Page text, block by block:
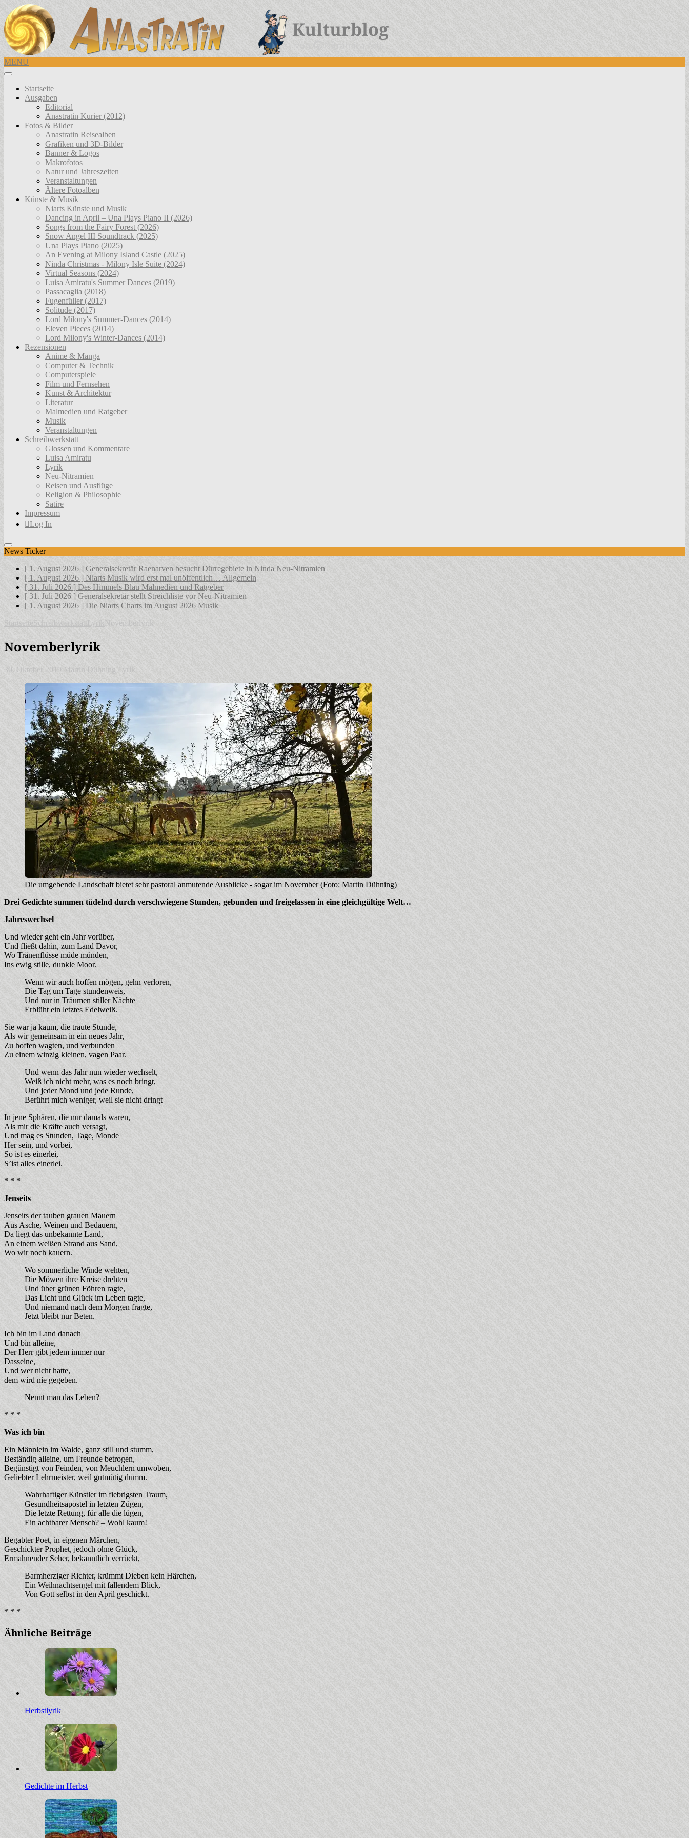
MENU
Startseite
Ausgaben
Editorial
Anastratin Kurier (2012)
Fotos & Bilder
Anastratin Reisealben
Grafiken und 3D-Bilder
Banner & Logos
Makrofotos
Natur und Jahreszeiten
Veranstaltungen
Ältere Fotoalben
Künste & Musik
Niarts Künste und Musik
Dancing in April – Una Plays Piano II (2026)
Songs from the Fairy Forest (2026)
Snow Angel III Soundtrack (2025)
Una Plays Piano (2025)
An Evening at Milony Island Castle (2025)
Ninda Christmas - Milony Isle Suite (2024)
Virtual Seasons (2024)
Luisa Amiratu's Summer Dances (2019)
Passacaglia (2018)
Fugenfüller (2017)
Solitude (2017)
Lord Milony's Summer-Dances (2014)
Eleven Pieces (2014)
Lord Milony's Winter-Dances (2014)
Rezensionen
Anime & Manga
Computer & Technik
Computerspiele
Film und Fernsehen
Kunst & Architektur
Literatur
Malmedien und Ratgeber
Musik
Veranstaltungen
Schreibwerkstatt
Glossen und Kommentare
Luisa Amiratu
Lyrik
Neu-Nitramien
Reisen und Ausflüge
Religion & Philosophie
Satire
Impressum
Log In
News Ticker
[ 1. August 2026 ] Generalsekretär Raenarven besucht Dürregebiete in Ninda Neu-Nitramien
[ 1. August 2026 ] Niarts Musik wird erst mal unöffentlich… Allgemein
[ 31. Juli 2026 ] Des Himmels Blau Malmedien und Ratgeber
[ 31. Juli 2026 ] Generalsekretär stellt Streichliste vor Neu-Nitramien
[ 1. August 2026 ] Die Niarts Charts im August 2026 Musik
Startseite Schreibwerkstatt Lyrik Novemberlyrik
Novemberlyrik
30. Oktober 2019 Martin Dühning Lyrik
Die umgebende Landschaft bietet sehr pastoral anmutende Ausblicke - sogar im November (Foto: Martin Dühning)
Drei Gedichte summen tüdelnd durch verschwiegene Stunden, gebunden und freigelassen in eine gleichgültige Welt…
Jahreswechsel
Und wieder geht ein Jahr vorüber,
Und fließt dahin, zum Land Davor,
Wo Tränenflüsse müde münden,
Ins ewig stille, dunkle Moor.
Wenn wir auch hoffen mögen, gehn verloren,
Die Tag um Tage stundenweis,
Und nur in Träumen stiller Nächte
Erblüht ein letztes Edelweiß.
Sie war ja kaum, die traute Stunde,
Als wir gemeinsam in ein neues Jahr,
Zu hoffen wagten, und verbunden
Zu einem winzig kleinen, vagen Paar.
Und wenn das Jahr nun wieder wechselt,
Weiß ich nicht mehr, was es noch bringt,
Und jeder Mond und jede Runde,
Berührt mich weniger, weil sie nicht dringt
In jene Sphären, die nur damals waren,
Als mir die Kräfte auch versagt,
Und mag es Stunden, Tage, Monde
Her sein, und vorbei,
So ist es einerlei,
S’ist alles einerlei.
* * *
Jenseits
Jenseits der tauben grauen Mauern
Aus Asche, Weinen und Bedauern,
Da liegt das unbekannte Land,
An einem weißen Strand aus Sand,
Wo wir noch kauern.
Wo sommerliche Winde wehten,
Die Möwen ihre Kreise drehten
Und über grünen Föhren ragte,
Das Licht und Glück im Leben tagte,
Und niemand nach dem Morgen fragte,
Jetzt bleibt nur Beten.
Ich bin im Land danach
Und bin alleine,
Der Herr gibt jedem immer nur
Dasseine,
Und wer nicht hatte,
dem wird nie gegeben.
Nennt man das Leben?
* * *
Was ich bin
Ein Männlein im Walde, ganz still und stumm,
Beständig alleine, um Freunde betrogen,
Begünstigt von Feinden, von Meuchlern umwoben,
Geliebter Lehrmeister, weil gutmütig dumm.
Wahrhaftiger Künstler im fiebrigsten Traum,
Gesundheitsapostel in letzten Zügen,
Die letzte Rettung, für alle die lügen,
Ein achtbarer Mensch? – Wohl kaum!
Begabter Poet, in eigenen Märchen,
Geschickter Prophet, jedoch ohne Glück,
Ermahnender Seher, bekanntlich verrückt,
Barmherziger Richter, krümmt Dieben kein Härchen,
Ein Weihnachtsengel mit fallendem Blick,
Von Gott selbst in den April geschickt.
* * *
Ähnliche Beiträge
Herbstlyrik
Gedichte im Herbst